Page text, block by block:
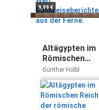
9,99 €
Altägypten im
Römischen
Reich: der
römische
Pharao und
seine Tempel:
Günther Hölbl